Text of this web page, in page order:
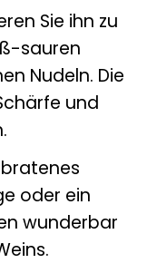
Sie ihn zu
sauren
Nudeln. Die
und
oder ein
wunderbar